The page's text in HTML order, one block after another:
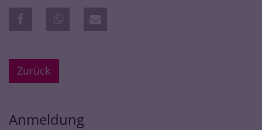
Zurück
Anmeldung